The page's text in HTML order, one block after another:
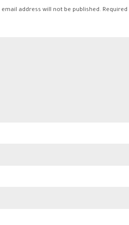
email address will not be published. Required